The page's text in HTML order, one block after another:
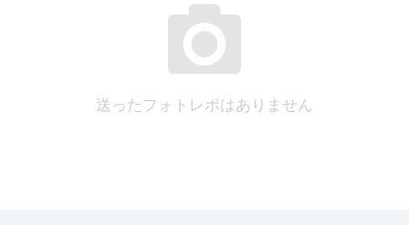
送ったフォトレポはありません